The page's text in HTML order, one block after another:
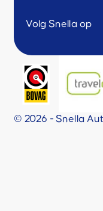
Volg Snella op
© 2026 - Snella